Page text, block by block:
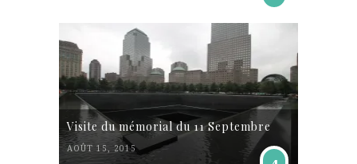
Visite du mémorial du 11 Septembre
AOÛT 15, 2015